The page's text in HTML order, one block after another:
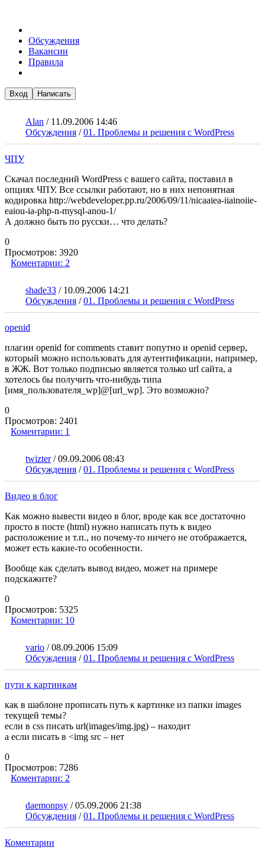
Обсуждения
Вакансии
Правила
Вход Написать
Alan / 11.09.2006 14:46
Обсуждения /01. Проблемы и решения с WordPress
ЧПУ
Скачал последний WordPress с вашего сайта, поставил в
опциях ЧПУ. Все ссылки работают, но в них непонятная
кодировка http://webdeveloper.pp.ru/2006/09/11/nicaaiea-iiainoiie-
eaiou-ia-php-n-mysql-anou-1/
А должно быть по русски… что делать?
0
Просмотров: 3920
Коментарии: 2
shade33 / 10.09.2006 14:21
Обсуждения /01. Проблемы и решения с WordPress
openid
плагин openid for comments ставит попутно и openid сервер,
который можно использовать для аутентификации, например,
в ЖЖ. Вот только подписью является только url сайта, а
хотелось бы получить что-нибудь типа
[имя_пользователя_wp]@[url_wp]. Это возможно?
0
Просмотров: 2401
Коментарии: 1
twizter/09.09.2006 08:43
Обсуждения /01. Проблемы и решения с WordPress
Видео в блог
Как можно вывести видео в блог, вроде как все достаточно
просто в посте (html) нужно написать путь к видео
расположение и т.п., но почему-то ничего не отображается,
может есть какие-то особенности.
Вообще как сделать вывод видео, может на примере
подскажите?
0
Просмотров: 5325
Коментарии: 10
vario /08.09.2006 15:09
Обсуждения /01. Проблемы и решения с WordPress
пути к картинкам
как в шаблоне прописать путь к картинке из папки images
текущей темы?
если в css писать url(images/img.jpg) – находит
а если писать в <img src – нет
0
Просмотров: 7286
Коментарии: 2
daemonpsy /05.09.2006 21:38
Обсуждения /01. Проблемы и решения с WordPress
Коментарии